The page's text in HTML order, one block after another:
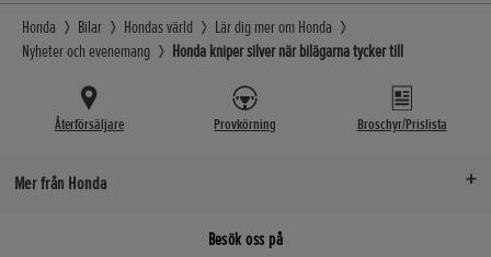
Honda Bilar Hondas värld
Lär dig mer om Honda
Nyheter och evenemang
Honda kniper silver när bilägarna tycker till
Återförsäljare Provkörning Broschyr/Prislista
Mer från Honda
Besök oss på